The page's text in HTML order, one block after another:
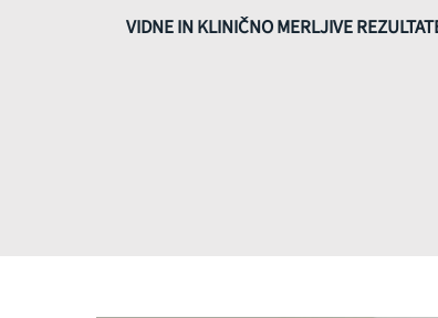
VIDNE IN KLINIČNO MERLJIVE